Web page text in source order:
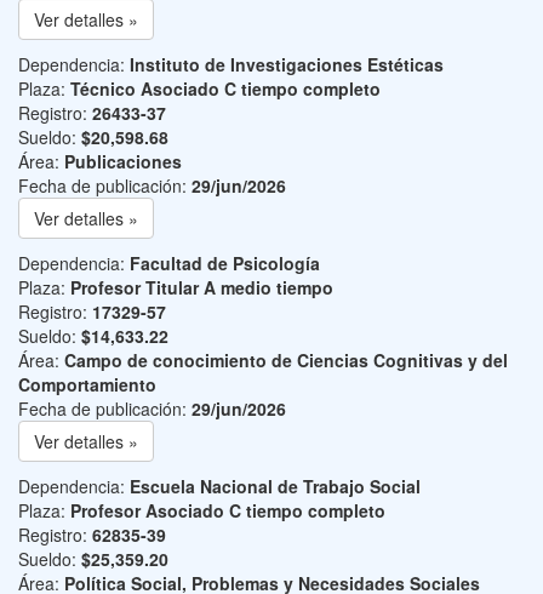
Ver detalles »
Dependencia: Instituto de Investigaciones Estéticas
Plaza: Técnico Asociado C tiempo completo
Registro: 26433-37
Sueldo: $20,598.68
Área: Publicaciones
Fecha de publicación: 29/jun/2026
Ver detalles »
Dependencia: Facultad de Psicología
Plaza: Profesor Titular A medio tiempo
Registro: 17329-57
Sueldo: $14,633.22
Área: Campo de conocimiento de Ciencias Cognitivas y del
Comportamiento
Fecha de publicación: 29/jun/2026
Ver detalles »
Dependencia: Escuela Nacional de Trabajo Social
Plaza: Profesor Asociado C tiempo completo
Registro: 62835-39
Sueldo: $25,359.20
Área: Política Social, Problemas y Necesidades Sociales